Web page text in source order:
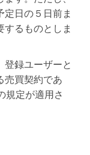
定日の５日前ま
するものとしま
登録ユーザーと
売買契約であ
規定が適用さ